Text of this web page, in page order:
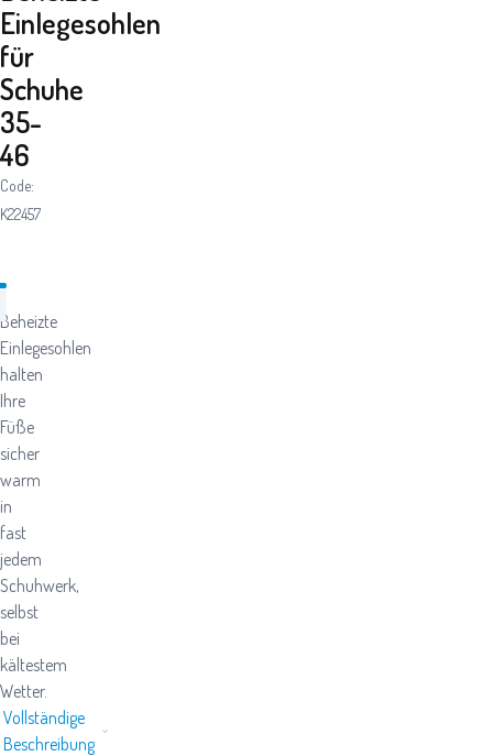
Einlegesohlen
für
Schuhe
35-
46
Code:
K22457
Beheizte
Einlegesohlen
halten
Ihre
Füße
sicher
warm
in
fast
jedem
Schuhwerk,
selbst
bei
kältestem
Wetter.
Vollständige
Beschreibung